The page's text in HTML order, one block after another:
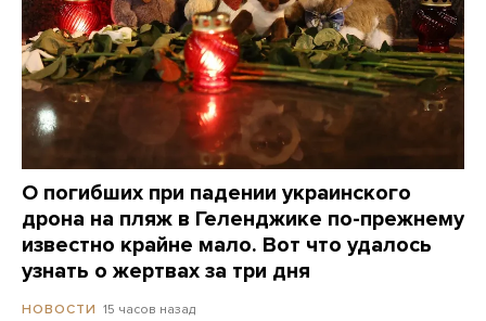
О погибших при падении украинского
дрона на пляж в Геленджике по-прежнему
известно крайне мало. Вот что удалось
узнать о жертвах за три дня
НОВОСТИ 15 часов назад